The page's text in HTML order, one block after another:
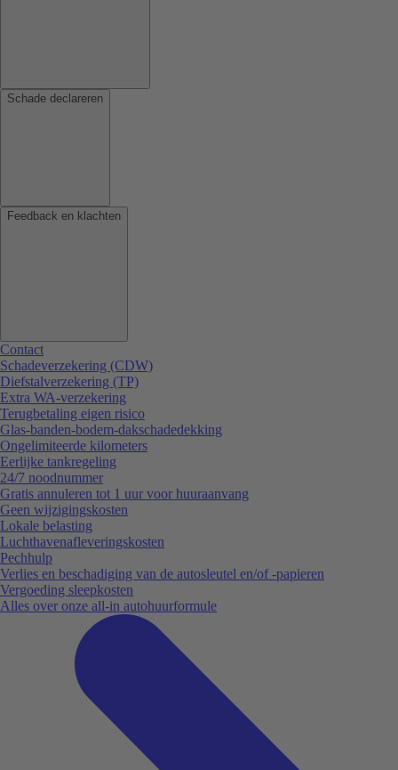
Schade declareren
Feedback en klachten
Contact
Schadeverzekering (CDW)
Diefstalverzekering (TP)
Extra WA-verzekering
Terugbetaling eigen risico
Glas-banden-bodem-dakschadedekking
Ongelimiteerde kilometers
Eerlijke tankregeling
24/7 noodnummer
Gratis annuleren tot 1 uur voor huuraanvang
Geen wijzigingskosten
Lokale belasting
Luchthavenafleveringskosten
Pechhulp
Verlies en beschadiging van de autosleutel en/of -papieren
Vergoeding sleepkosten
Alles over onze all-in autohuurformule